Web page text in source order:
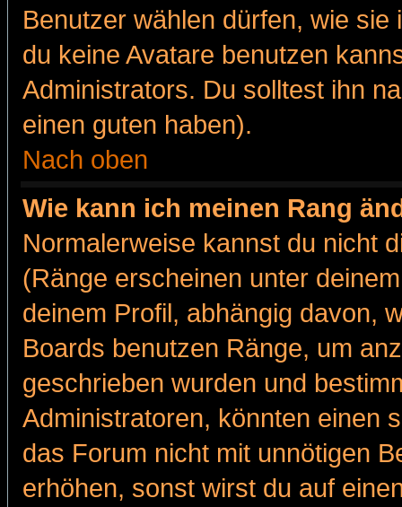
Benutzer wählen dürfen, wie
du keine Avatare benutzen
Administrators. Du solltest ihn
einen guten haben).
Nach oben
Wie kann ich meinen Rang
Normalerweise kannst du nicht
(Ränge erscheinen unter
deinem Profil, abhängig davon,
Boards benutzen Ränge, um
geschrieben wurden und
Administratoren, könnten einen
das Forum nicht mit unnötigen
erhöhen, sonst wirst du auf